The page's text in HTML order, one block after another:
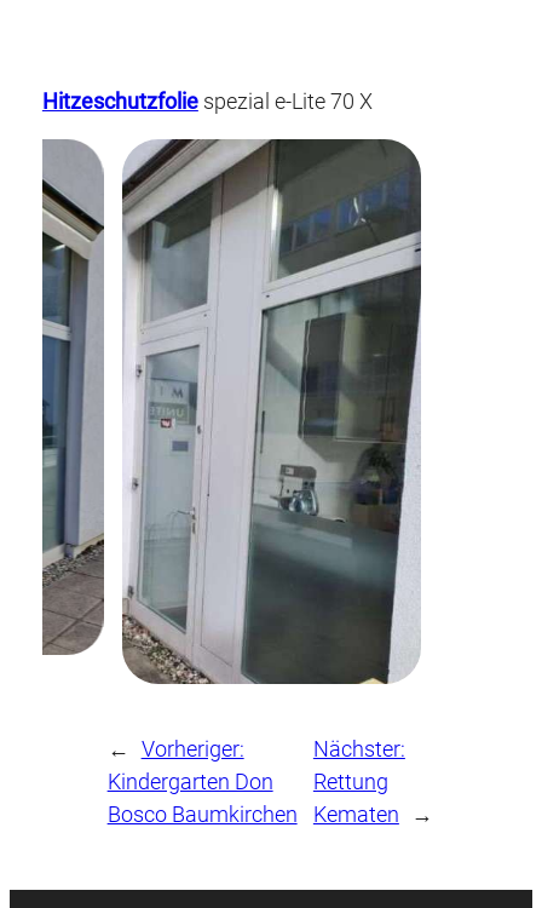
Hitzeschutzfolie spezial e-Lite 70 X
←
Vorheriger:
Kindergarten Don
Bosco Baumkirchen
Nächster:
Rettung
Kematen
→